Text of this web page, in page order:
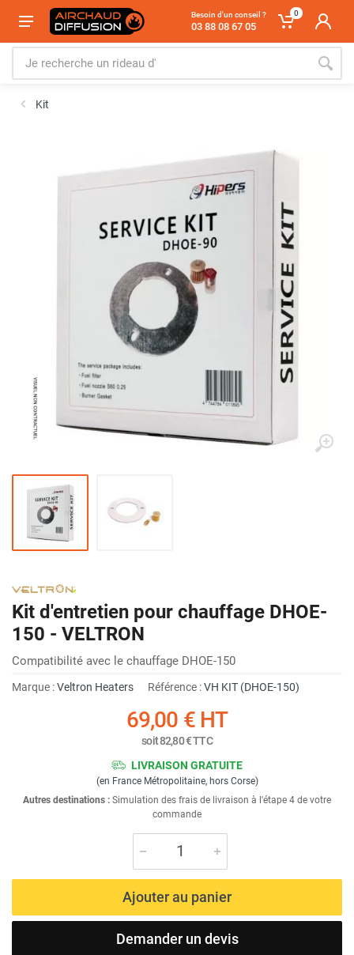
Besoin d'un conseil ?
03 88 08 67 05
0
Kit
Kit d'entretien pour chauffage DHOE-
150 - VELTRON
Compatibilité avec le chauffage DHOE-150
Marque :Veltron Heaters Référence :VH KIT (DHOE-150)
69,00 €HT
soit82,80 €TTC
LIVRAISON GRATUITE
(en France Métropolitaine, hors Corse)
Autres destinations : Simulation des frais de livraison à l'étape 4 de votre
commande
Ajouter au panier
Demander un devis